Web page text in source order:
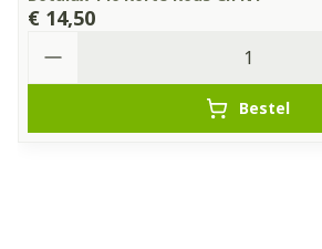
€ 14,50
Bestel